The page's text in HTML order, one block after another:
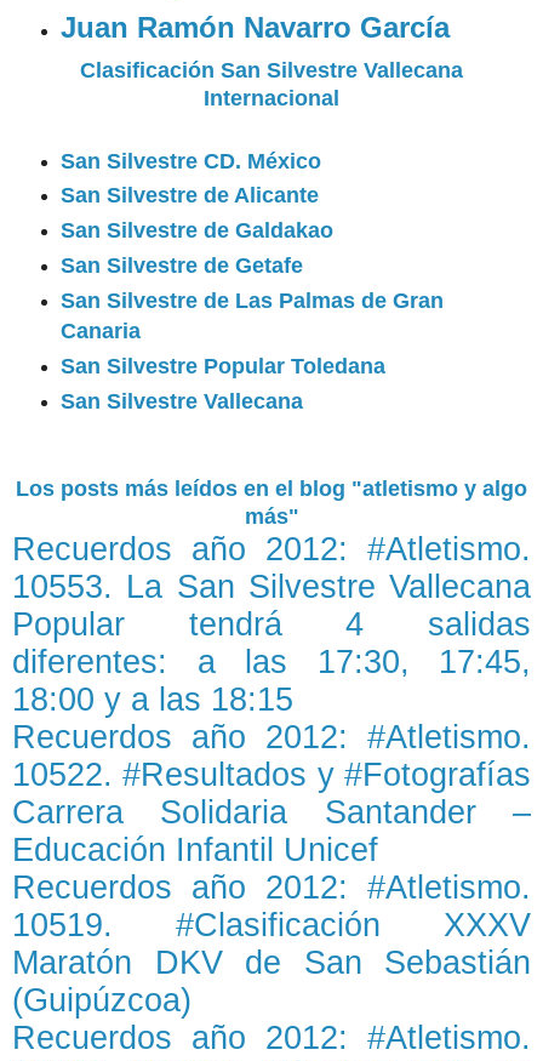
Juan Ramón Navarro García
Clasificación San Silvestre Vallecana
Internacional
San Silvestre CD. México
San Silvestre de Alicante
San Silvestre de Galdakao
San Silvestre de Getafe
San Silvestre de Las Palmas de Gran
Canaria
San Silvestre Popular Toledana
San Silvestre Vallecana
Los posts más leídos en el blog "atletismo y algo
más"
Recuerdos año 2012: #Atletismo.
10553. La San Silvestre Vallecana
Popular tendrá 4 salidas
diferentes: a las 17:30, 17:45,
18:00 y a las 18:15
Recuerdos año 2012: #Atletismo.
10522. #Resultados y #Fotografías
Carrera Solidaria Santander –
Educación Infantil Unicef
Recuerdos año 2012: #Atletismo.
10519. #Clasificación XXXV
Maratón DKV de San Sebastián
(Guipúzcoa)
Recuerdos año 2012: #Atletismo.